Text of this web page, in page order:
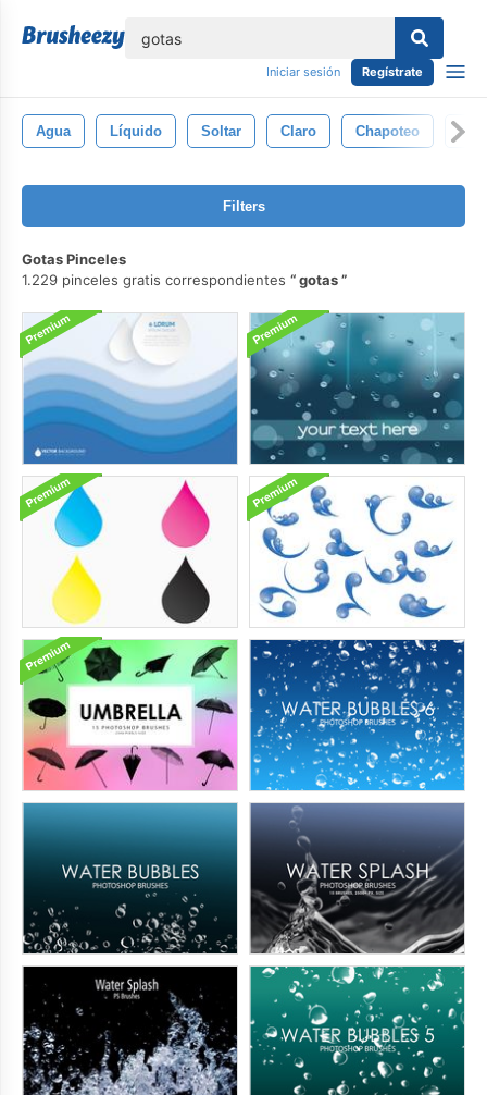
Iniciar sesión Regístrate
Agua Líquido Soltar Claro Chapoteo
Filters
Gotas Pinceles
1.229 pinceles gratis correspondientes
gotas